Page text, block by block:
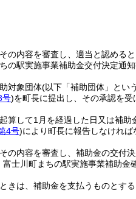
の内容を審査し、適当と認める
の駅実施事業補助金交付決定通
対象団体(以下「補助団体」とい
号)を町長に提出し、その承認を受
算して1月を経過した日又は補
4号)により町長に報告しなければ
の内容を審査し、補助金の交付
士川町まちの駅実施事業補助金
きは、補助金を支払うものとする